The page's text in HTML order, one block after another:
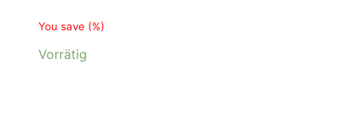
You save (%)
Vorrätig